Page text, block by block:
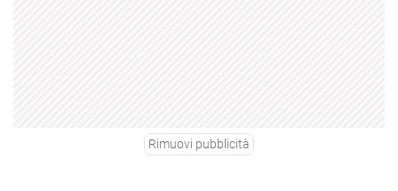
Rimuovi pubblicità